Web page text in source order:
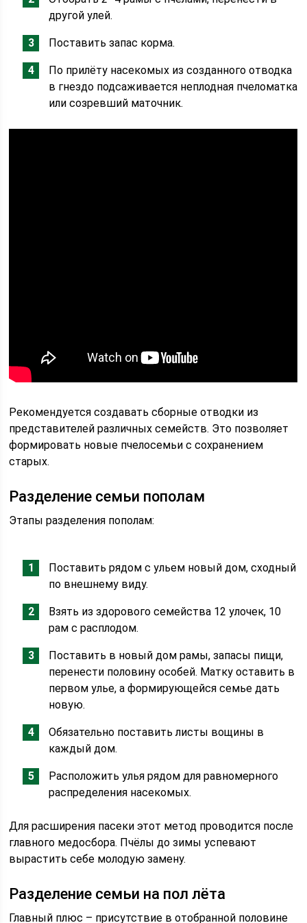
другой улей.
Поставить запас корма.
По прилёту насекомых из созданного отводка
в гнездо подсаживается неплодная пчеломатка
или созревший маточник.
Рекомендуется создавать сборные отводки из
представителей различных семейств. Это позволяет
формировать новые пчелосемьи с сохранением
старых.
Разделение семьи пополам
Этапы разделения пополам:
Поставить рядом с ульем новый дом, сходный
по внешнему виду.
Взять из здорового семейства 12 улочек, 10
рам с расплодом.
Поставить в новый дом рамы, запасы пищи,
перенести половину особей. Матку оставить в
первом улье, а формирующейся семье дать
новую.
Обязательно поставить листы вощины в
каждый дом.
Расположить улья рядом для равномерного
распределения насекомых.
Для расширения пасеки этот метод проводится после
главного медосбора. Пчёлы до зимы успевают
вырастить себе молодую замену.
Разделение семьи на пол лёта
Главный плюс – присутствие в отобранной половине